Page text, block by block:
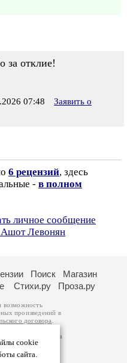
за отклие!
07:48
Заявить о
6 рецензий, здесь
- в полном
личное сообщение
Ашот Левонян
cookie
сайта.
Поиск
Магазин
Стихи.ру Проза.ру
возможность
произведений в
договора
авторам
возможна
вы можете
за
на